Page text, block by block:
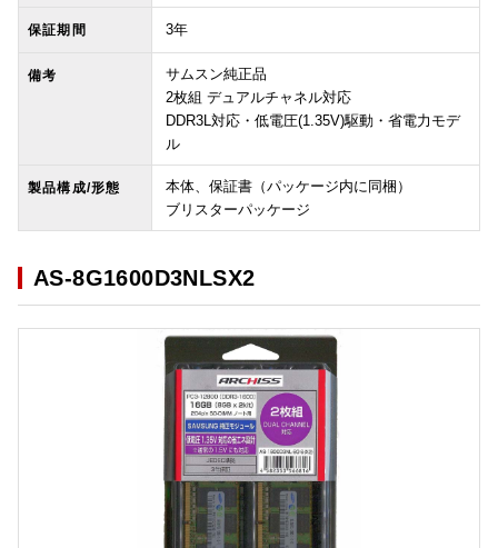
保証期間 3年
備考
サムスン純正品
2枚組 デュアルチャネル対応
DDR3L対応・低電圧(1.35V)駆動・省電力モデ
ル
製品構成/形態
本体、保証書（パッケージ内に同梱）
ブリスターパッケージ
AS-8G1600D3NLSX2